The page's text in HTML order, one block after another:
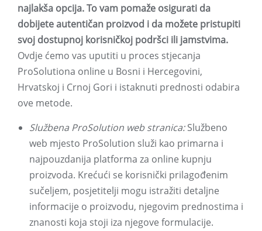
najlakša opcija. To vam pomaže osigurati da
dobijete autentičan proizvod i da možete pristupiti
svoj dostupnoj korisničkoj podršci ili jamstvima.
Ovdje ćemo vas uputiti u proces stjecanja
ProSolutiona online u Bosni i Hercegovini,
Hrvatskoj i Crnoj Gori i istaknuti prednosti odabira
ove metode.
Službena ProSolution web stranica:Službeno
web mjesto ProSolution služi kao primarna i
najpouzdanija platforma za online kupnju
proizvoda. Krećući se korisnički prilagođenim
sučeljem, posjetitelji mogu istražiti detaljne
informacije o proizvodu, njegovim prednostima i
znanosti koja stoji iza njegove formulacije.